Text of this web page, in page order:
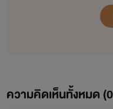
ความคิดเห็นทั้งหมด (0